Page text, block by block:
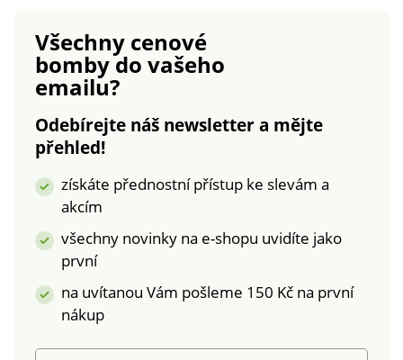
manžetami, které
tvoří volán. Rozšířený
střih. Vzdušný
prát v pračce.
Všechny cenové
bombydo vašeho
emailu?
Odebírejte náš newsletter a mějte
přehled!
získáte přednostní přístup ke slevám a
akcím
všechny novinky na e-shopu uvidíte jako
první
na uvítanou Vám pošleme 150 Kč na první
nákup